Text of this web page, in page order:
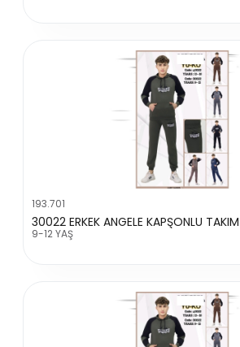
193.701
30022 ERKEK ANGELE KAPŞONLU TAKIM
9-12 YAŞ